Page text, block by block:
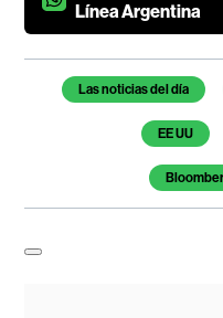
Línea Argentina
Temas de este artículo
Las noticias del día
EE UU